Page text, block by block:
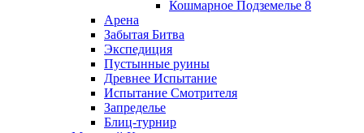
Кошмарное Подземелье 8
Арена
Забытая Битва
Экспедиция
Пустынные руины
Древнее Испытание
Испытание Смотрителя
Запределье
Блиц-турнир